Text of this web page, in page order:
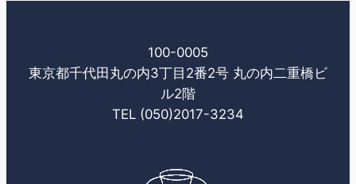
100-0005
東京都千代田丸の内3丁目2番2号 丸の内二重橋ビ
ル2階
TEL (050)2017-3234